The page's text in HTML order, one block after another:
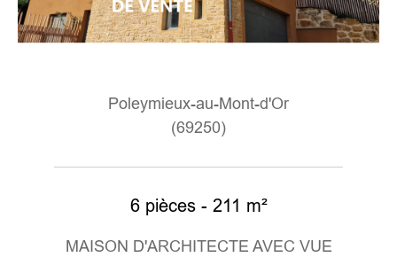
Poleymieux-au-Mont-d'Or
(69250)
6 pièces - 211 m²
MAISON D'ARCHITECTE AVEC VUE